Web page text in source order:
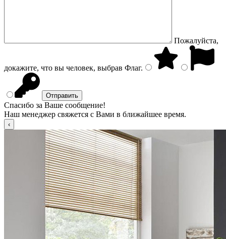
Пожалуйста,
докажите, что вы человек, выбрав Флаг.
Спасибо за Ваше сообщение!
Наш менеджер свяжется с Вами в ближайшее время.